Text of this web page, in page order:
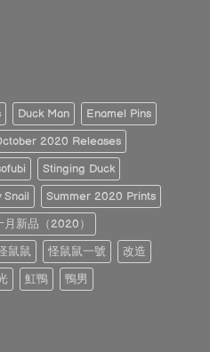
Duck Man
Enamel Pins
2020 Releases
Stinging Duck
Snail
Summer 2020 Prints
月新品（2020）
鼠鼠 怪鼠鼠一號
改造
魟鴨 鴨男